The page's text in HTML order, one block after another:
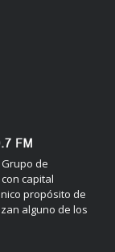
de
capital
propósito de
alguno de los